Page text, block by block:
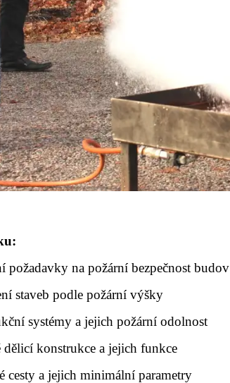
požadavky na požární bezpečnost budov
staveb podle požární výšky
systémy a jejich požární odolnost
dělicí konstrukce a jejich funkce
cesty a jejich minimální parametry